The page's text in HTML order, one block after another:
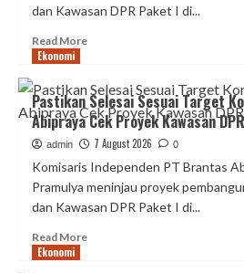
dan Kawasan DPR Paket I di...
Read MoreRead
Pastikan
Selesai
Sesuai
Target
Komisaris
Brantas
Abipraya
Cek
Ekonomi
Pastikan Selesai Sesuai Target
Abipraya Cek Proyek Kawasan
admin 7 August 2026 0
Komisaris Independen PT Brantas
Pramulya meninjau proyek
dan Kawasan DPR Paket I di...
Read MoreRead
Ekonomi